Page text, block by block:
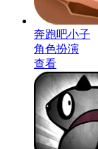
奔跑吧小子
角色扮演
查看